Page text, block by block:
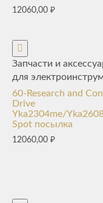
12060,00 ₽
Запчасти и
для
60-Research and
Drive
Yka2304me/
Spot посылка
12060,00 ₽